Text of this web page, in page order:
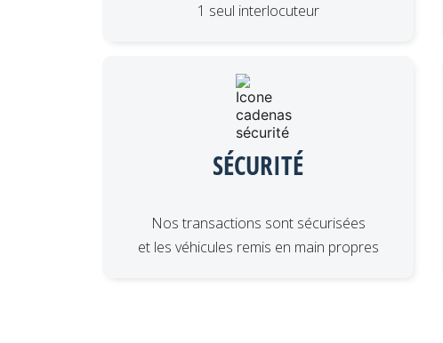
1 seul interlocuteur
SÉCURITÉ
Nos transactions sont sécurisées
et les véhicules remis en main propres